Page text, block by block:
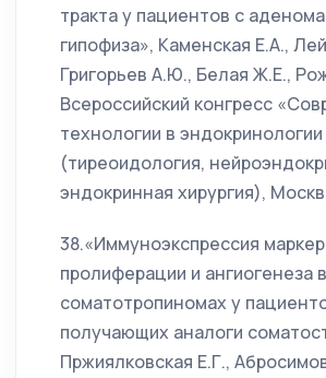
тракта у пациентов с
гипофиза», Каменская Е.А.,
Григорьев А.Ю., Белая Ж.Е.,
Всероссийский конгресс
технологии в эндокринологии
(тиреоидология,
эндокринная хирургия),
38.«Иммуноэкспрессия
пролиферации и ангиогенеза в
соматотропиномах у
получающих аналоги
Пржиялковская Е.Г.,